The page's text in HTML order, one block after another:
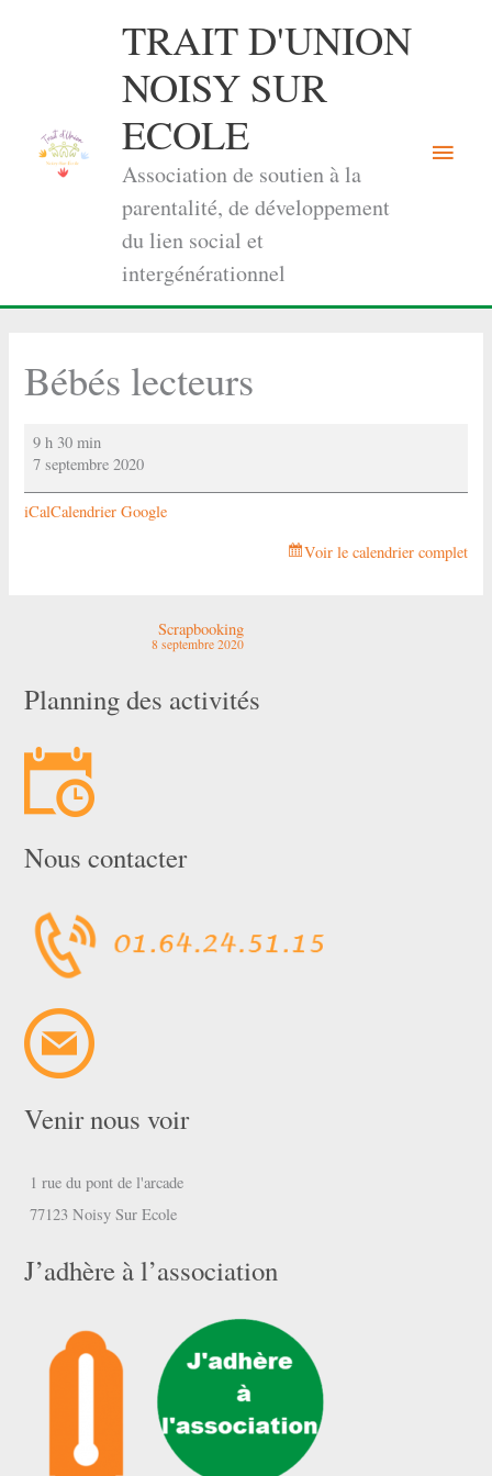
TRAIT D'UNION
NOISY SUR
ECOLE
Association de soutien à la
parentalité, de développement
du lien social et
intergénérationnel
Menu
Bébés lecteurs
Bébés
lecteurs
9 h 30 min
7 septembre 2020
iCalCalendrier Google
Voir le calendrier complet
Scrapbooking
8 septembre 2020
Planning des activités
Nous contacter
Venir nous voir
1 rue du pont de l'arcade
77123 Noisy Sur Ecole
J’adhère à l’association